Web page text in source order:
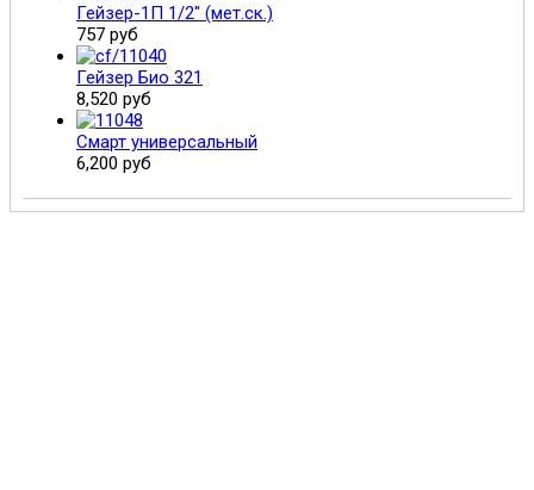
Гейзер-1П 1/2" (мет.ск.)
757 руб
Гейзер Био 321
8,520 руб
Смарт универсальный
6,200 руб